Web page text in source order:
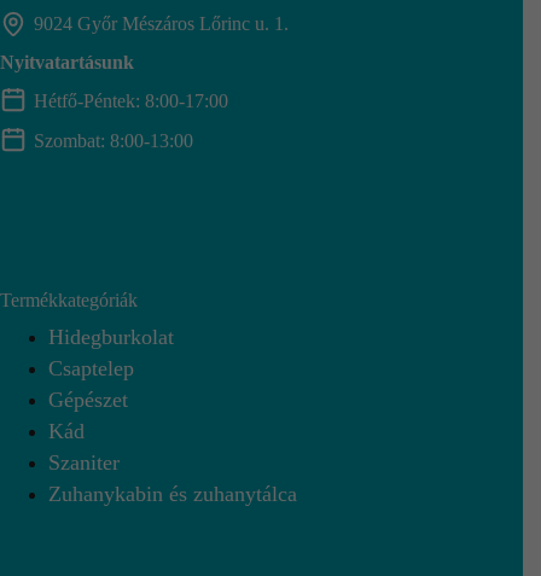
9024 Győr Mészáros Lőrinc u. 1.
Nyitvatartásunk
Hétfő-Péntek: 8:00-17:00
Szombat: 8:00-13:00
Termékkategóriák
Hidegburkolat
Csaptelep
Gépészet
Kád
Szaniter
Zuhanykabin és zuhanytálca